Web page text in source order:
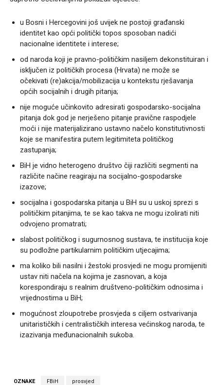
u Bosni i Hercegovini još uvijek ne postoji građanski
identitet kao opći politički topos sposoban nadići
nacionalne identitete i interese;
od naroda koji je pravno-političkim nasiljem dekonstituiran i
isključen iz političkih procesa (Hrvata) ne može se
očekivati (re)akcija/mobilizacija u kontekstu rješavanja
općih socijalnih i drugih pitanja;
nije moguće učinkovito adresirati gospodarsko-socijalna
pitanja dok god je nerješeno pitanje pravične raspodjele
moći i nije materijalizirano ustavno načelo konstitutivnosti
koje se manifestira putem legitimiteta političkog
zastupanja;
BiH je vidno heterogeno društvo čiji različiti segmenti na
različite načine reagiraju na socijalno-gospodarske
izazove;
socijalna i gospodarska pitanja u BiH su u uskoj sprezi s
političkim pitanjima, te se kao takva ne mogu izolirati niti
odvojeno promatrati;
slabost političkog i sugurnosnog sustava, te institucija koje
su podložne partikularnim političkim utjecajima;
ma koliko bili nasilni i žestoki prosvjedi ne mogu promijeniti
ustav niti načela na kojima je zasnovan, a koja
korespondiraju s realnim društveno-političkim odnosima i
vrijednostima u BiH;
mogućnost zloupotrebe prosvjeda s ciljem ostvarivanja
unitarističkih i centralističkih interesa većinskog naroda, te
izazivanja međunacionalnih sukoba.
OZNAKE FBiH prosvjed